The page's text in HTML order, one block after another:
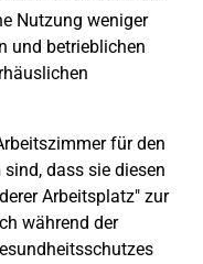
Nutzung weniger
und betrieblichen
für den
sind, dass sie diesen
Arbeitsplatz" zur
während der